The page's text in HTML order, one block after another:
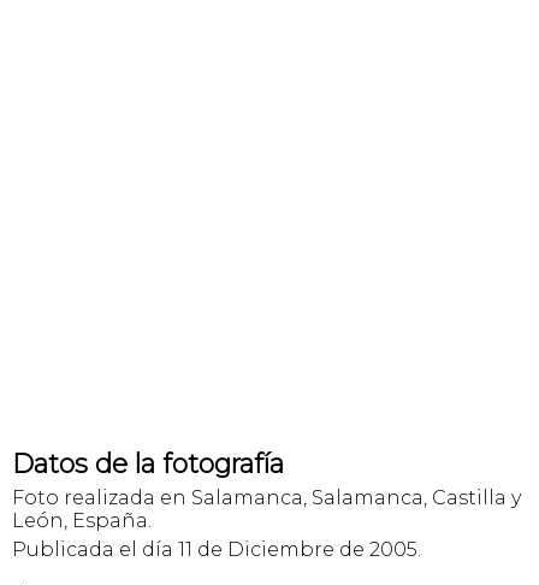
Datos de la fotografía
Foto realizada en Salamanca, Salamanca, Castilla y
León, España.
Publicada el día 11 de Diciembre de 2005.